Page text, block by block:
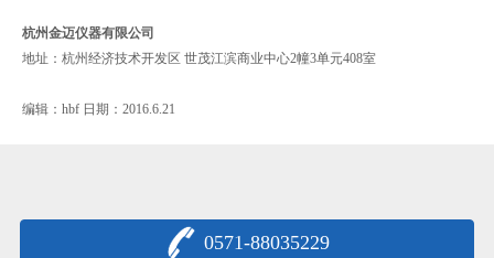
杭州金迈仪器有限公司
地址：杭州经济技术开发区 世茂江滨商业中心2幢3单元408室
编辑：hbf 日期：2016.6.21
0571-88035229